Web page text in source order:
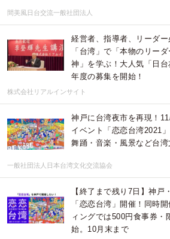
間美風日台交流一般社団法人
経営者、指導者、リーダ
「台湾」で「本物のリー
神」を学ぶ！大人気「日
年度の募集を開始！
株式会社リアルインサイト
神戸に台湾夜市を再現！
イベント「恋恋台湾2021
舞踊・音楽・風景など台
一般社団法人日本台湾文化交流協会
【終了まで残り7日】神戸
「恋恋台湾」開催！同時
ィングでは500円食事券・
始。10月末まで